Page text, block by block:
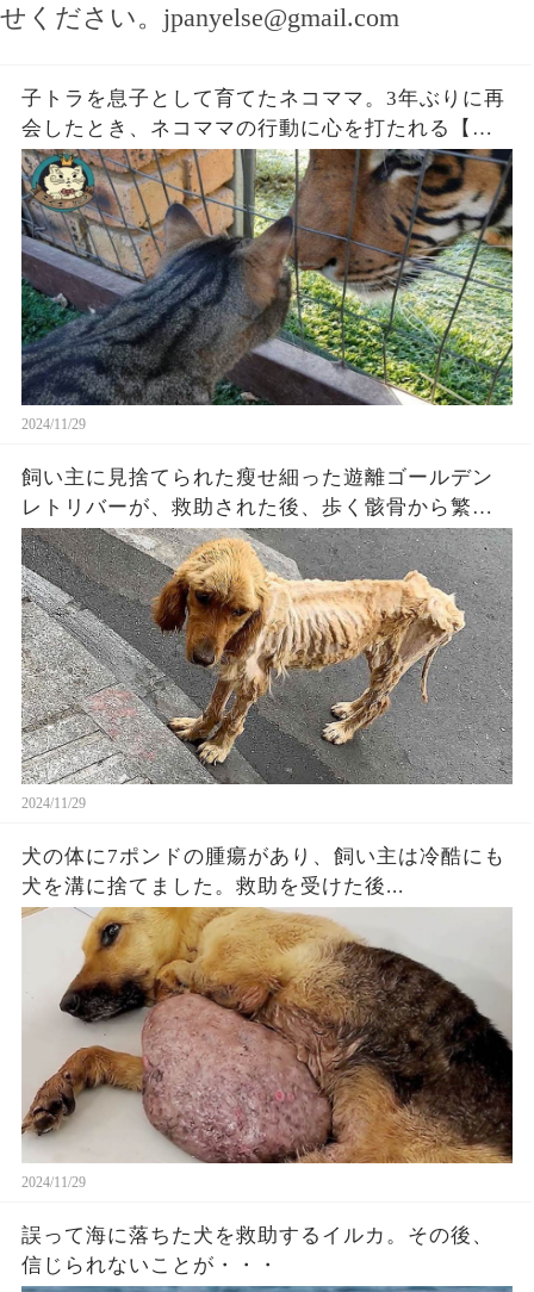
せください。 jpanyelse@gmail.com
子トラを息子として育てたネコママ。3年ぶりに再
会したとき、ネコママの行動に心を打たれる【感
動】
2024/11/29
飼い主に見捨てられた瘦せ細った遊離ゴールデン
レトリバーが、救助された後、歩く骸骨から繁栄
する犬生になるまでに劇的に変貌しました
2024/11/29
犬の体に7ポンドの腫瘍があり、飼い主は冷酷にも
犬を溝に捨てました。救助を受けた後...
2024/11/29
誤って海に落ちた犬を救助するイルカ。その後、
信じられないことが・・・